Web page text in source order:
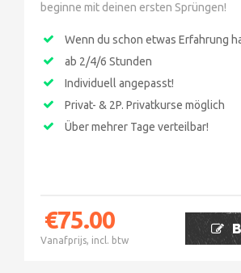
beginne mit deinen ersten Sprüngen!
Wenn du schon etwas Erfahrung
ab 2/4/6 Stunden
Individuell angepasst!
Privat- & 2P. Privatkurse möglich
Über mehrer Tage verteilbar!
€75.00
Vanafprijs, incl. btw